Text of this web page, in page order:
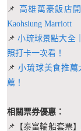
📌 高雄萬豪飯店
Kaohsiung Marriott
📌小琉球景點大全
照打卡一次看！
📌小琉球美食推
薦！
相關票券優惠：
📌【泰富輪船套票